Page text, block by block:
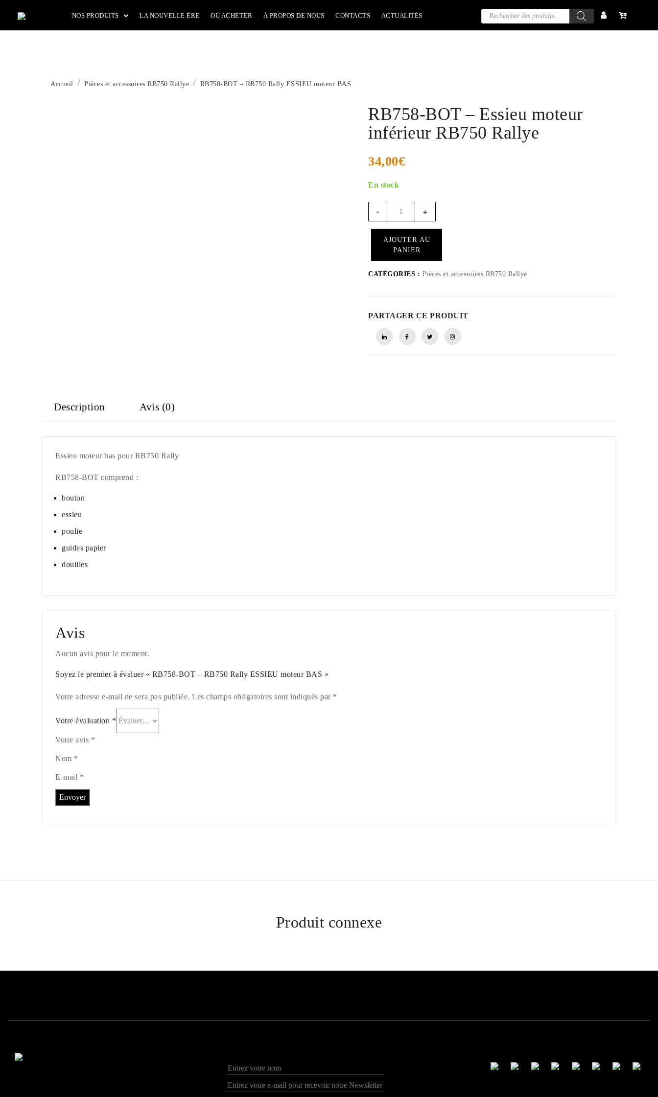
contenu
NOS PRODUITS LA NOUVELLE ÈRE OÙ ACHETER À PROPOS DE NOUS CONTACTS ACTUALITÉS
Recherche
Accueil Pièces et accessoires RB750 Rallye RB758-BOT – RB750 Rally ESSIEU moteur BAS
RB758-BOT – Essieu moteur
inférieur RB750 Rallye
34,00€
En stock
-
BOT
ESSIEU
+
AJOUTER AU
PANIER
CATÉGORIES : Pièces et accessoires RB750 Rallye
PARTAGER CE PRODUIT
Description Avis (0)
Essieu moteur bas pour RB750 Rally
RB758-BOT comprend :
bouton
essieu
poulie
guides papier
douilles
Avis
Aucun avis pour le moment.
Soyez le premier à évaluer « RB758-BOT – RB750 Rally ESSIEU moteur BAS »
Votre adresse e-mail ne sera pas publiée. Les champs obligatoires sont indiqués par *
Votre évaluation *
Votre avis *
Nom *
E-mail *
Produit connexe